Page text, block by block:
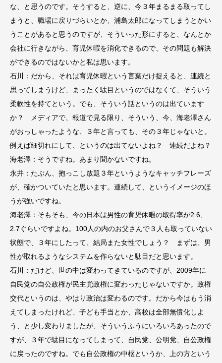
な、と思うのです。そうすると、逆に、今３年まるまる取ってし
まうと、職場に戻りづらいとか、浦島太郎になってしまうとかい
うことがあると思うのですが、そういった形にすると、なんとか
会社に行きながら、育児休暇を消化できるので、その問題も解決
ができるのではないかと私は思います。
石川：だから、それは育児休暇という言葉だけ捉えると、連続と
思ってしまうけど、まったく駄目というのではなくて、そういう
柔軟性を持てという。でも、そういう話というのは出ています
か？ メディアで、報道で見る限り、そういう、今、海老澤さん
がおっしゃったような、３年と言っても、その３年じゃないと。
例えば細切れにして、というのは出てないよね？ 連続だよね？
海老澤：そうですね。あまり聞かないですね。
永井：たぶん、抱っこし放題３年というようなキャッチフレーズ
が、確かついていたと思います。連続して、というイメージのほ
うが強いですね。
海老澤：そもそも、今の日本は男性の育児休暇の取得率が2.6、
2.7ぐらいですよね。100人の内のお父さんで３人も取っていない
状態で、３年にしたって、結局また女性でしょう？ まずは、男
性が取れるようなシステムを作らないと駄目だと思います。
石川：だけど、世の中は変わってきているのですが、2009年に
自民党の自公政権が民主党政権に変わったじゃないですか。政権
交代というのは、やはり政治は変わるのです。だから今はもう消
えてしまったけれど、子ども手当とか、高校は全部無償化しよ
う、と少し変わりましたが、そういうふうにいろいろあったので
すが、３年で駄目になってしまって、自民党、公明党、自公政権
に戻ったのですね。でも自公政権の中枢というか、上の方という